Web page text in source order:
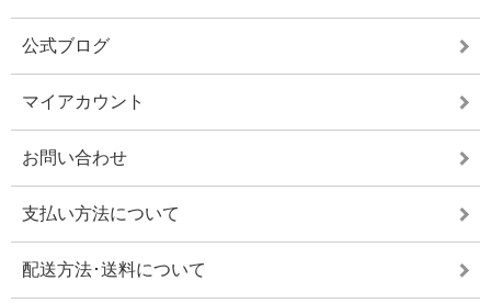
公式ブログ
マイアカウント
お問い合わせ
支払い方法について
配送方法･送料について